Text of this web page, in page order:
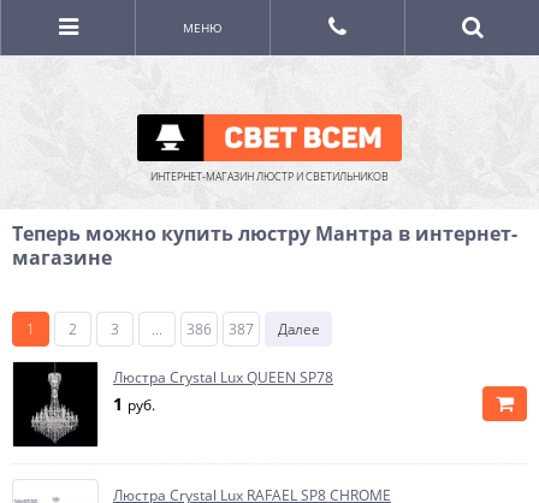
ИНТЕРНЕТ-МАГАЗИН ЛЮСТР И СВЕТИЛЬНИКОВ
МЕНЮ
Теперь можно купить люстру Мантра в интернет-
магазине
1 2 3 ... 386 387 Далее
Люстра Crystal Lux QUEEN SP78
1 руб.
Люстра Crystal Lux RAFAEL SP8 CHROME